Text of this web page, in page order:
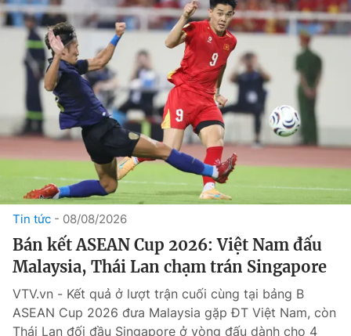
Tin tức 08/08/2026
Bán kết ASEAN Cup 2026: Việt Nam đấu
Malaysia, Thái Lan chạm trán Singapore
VTV.vn - Kết quả ở lượt trận cuối cùng tại bảng B
ASEAN Cup 2026 đưa Malaysia gặp ĐT Việt Nam, còn
Thái Lan đối đầu Singapore ở vòng đấu dành cho 4